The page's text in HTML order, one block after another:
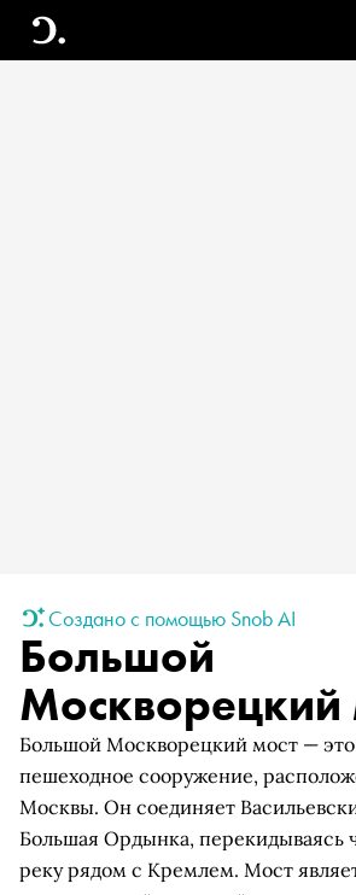
Создано с помощью Snob AI
Большой
Москворецкий
Большой Москворецкий мост —
пешеходное сооружение,
Москвы. Он соединяет
Большая Ордынка, перекидываясь
реку рядом с Кремлем. Мост